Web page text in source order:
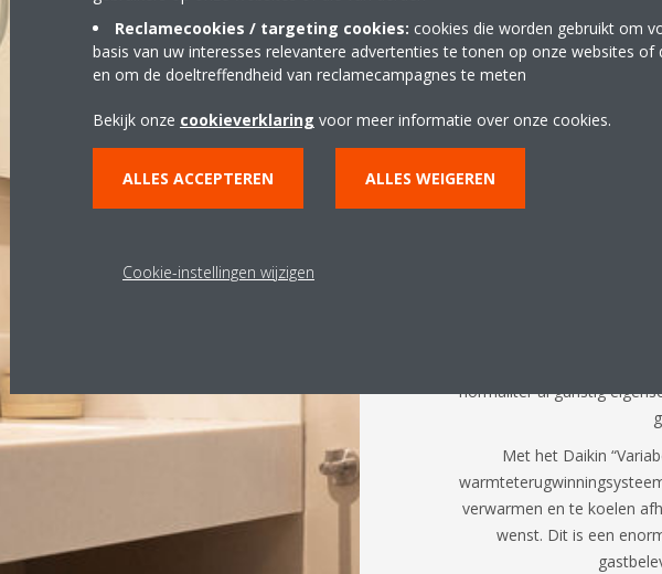
slechts
De met Peter Bommeljé
uitgewerkt en
installatiebedrijf van het
Stoelwinder van DWT
benaderd en vanaf het
Nicole Stoelwinder: “Het 3-
aan te leggen en de
ook nog eens licht van
monteren. Hiervandaan
verder naar de
voor een directe en
naargelang de instelling
normaliter al gunstig
Met het Daikin
verwarmen en te koelen
wenst. Dit is een
Reclamecookies / targeting cookies: cookies die worden gebruikt om
basis van uw interesses relevantere advertenties te tonen op onze websites of
en om de doeltreffendheid van reclamecampagnes te meten
Bekijk onze cookieverklaring voor meer informatie over onze cookies.
ALLES ACCEPTEREN ALLES WEIGEREN
Cookie-instellingen wijzigen